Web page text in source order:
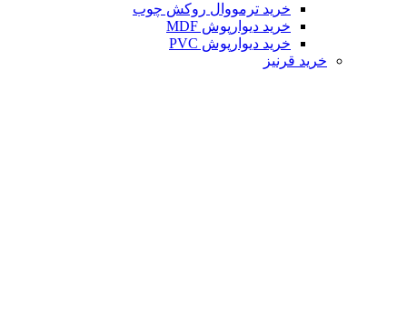
خرید ترمووال روکش چوب
خرید دیوارپوش MDF
خرید دیوارپوش PVC
خرید قرنیز